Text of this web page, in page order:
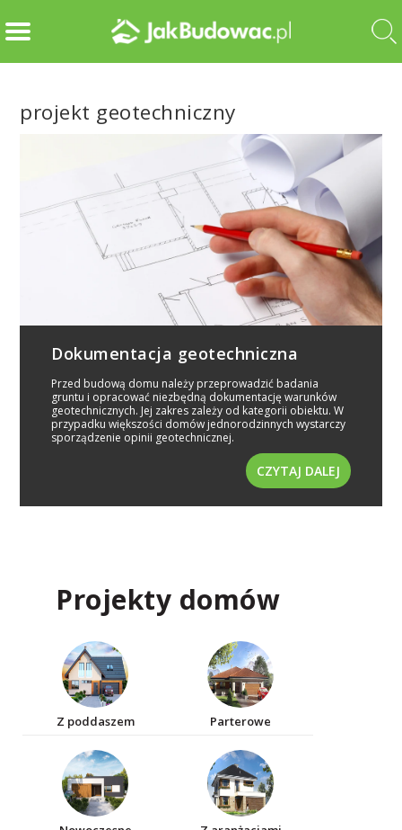
projekt geotechniczny
Dokumentacja geotechniczna
Przed budową domu należy przeprowadzić badania
gruntu i opracować niezbędną dokumentację warunków
geotechnicznych. Jej zakres zależy od kategorii obiektu. W
przypadku większości domów jednorodzinnych wystarczy
sporządzenie opinii geotechnicznej.
CZYTAJ DALEJ
Projekty domów
Z poddaszem Parterowe